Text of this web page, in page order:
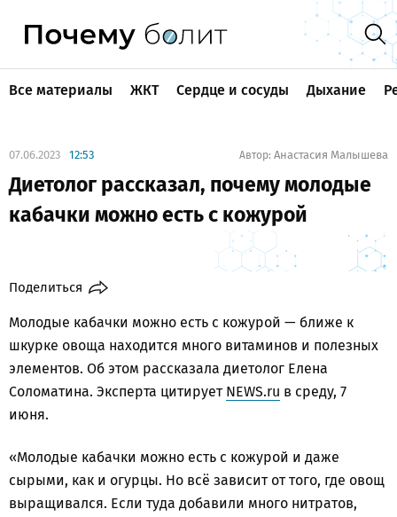
Все материалы ЖКТ Сердце и сосуды Дыхание
07.06.2023 12:53 Автор: Анастасия Малышева
Диетолог рассказал, почему молодые
кабачки можно есть с кожурой
Поделиться
Молодые кабачки можно есть с кожурой — ближе к
шкурке овоща находится много витаминов и полезных
элементов. Об этом рассказала диетолог Елена
Соломатина. Эксперта цитирует NEWS.ru в среду, 7
июня.
«Молодые кабачки можно есть с кожурой и даже
сырыми, как и огурцы. Но всё зависит от того, где овощ
выращивался. Если туда добавили много нитратов,